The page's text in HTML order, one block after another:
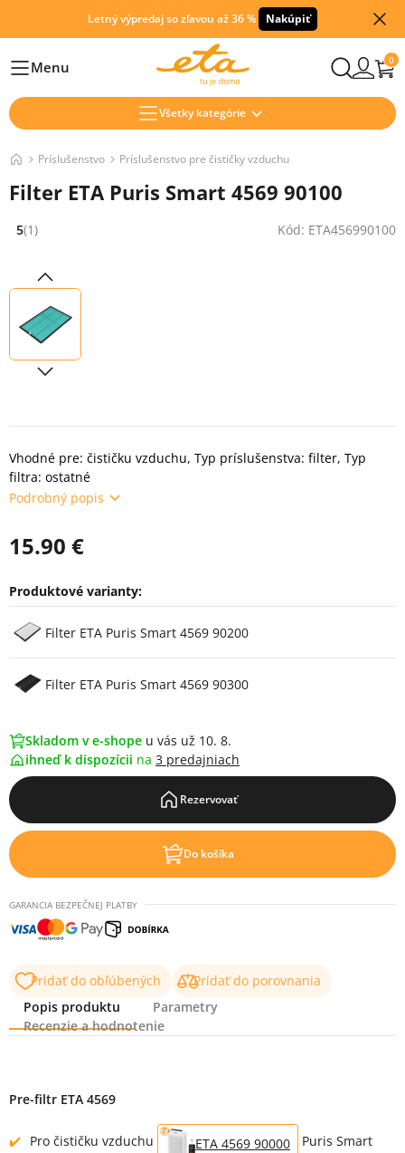
Letný výpredaj so zľavou až 36 % Nakúpiť
HlavníMenu 0
Všetky kategórie
Príslušenstvo Príslušenstvo pre čističky vzduchu
Filter ETA Puris Smart 4569 90100
Hodnocení: 5 z 5 (1 recenzí)
5(1) Kód: ETA456990100
Vhodné pre: čističku vzduchu, Typ príslušenstva: filter, Typ
filtra: ostatné
Podrobný popis
15.90 €
Produktové varianty:
Filter ETA Puris Smart 4569 90200
Filter ETA Puris Smart 4569 90300
Skladom v e-shope u vás už 10. 8.
ihneď k dispozícii na 3 predajniach
Rezervovať
Do košíka
GARANCIA BEZPEČNEJ PLATBY
Pridať do obľúbených
Pridať do porovnania
Popis produktu
Parametry
Recenzie a hodnotenie
Pre-filtr ETA 4569
Pro čističku vzduchu ETA 4569 90000 Puris Smart